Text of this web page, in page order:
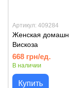
Артикул: 409284
Женская
Вискоза
668 грн/ед.
В наличии
Купить